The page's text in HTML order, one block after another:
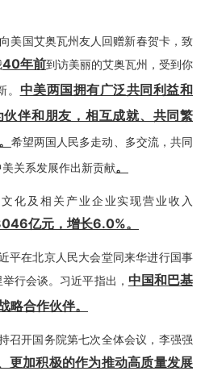
美国艾奥瓦州友人回赠新春贺卡，致
40年前到访美丽的艾奥瓦州，受到你
中美两国拥有广泛共同利益和
伴和朋友，相互成就、共同繁
希望两国人民多走动、多交流，共同
关系发展作出新贡献。
化及相关产业企业实现营业收入
亿元，增长6.0%。
平在北京人民大会堂同来华进行国事
行会谈。习近平指出， 中国和巴基
略合作伙伴。
召开国务院第七次全体会议，李强强
更加积极的作为推动高质量发展